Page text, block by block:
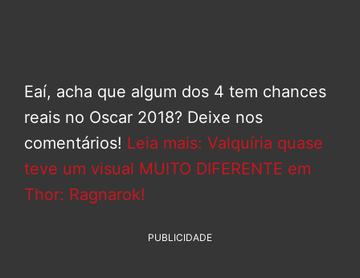
Eaí, acha que algum dos 4 tem chances
reais no Oscar 2018? Deixe nos
comentários! Leia mais: Valquíria quase
teve um visual MUITO DIFERENTE em
Thor: Ragnarok!
PUBLICIDADE